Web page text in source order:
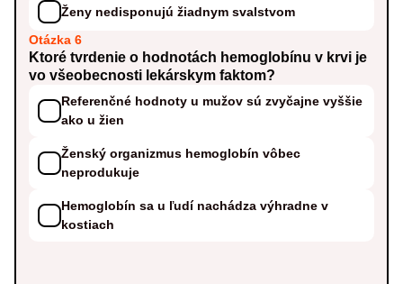
Ženy nedisponujú žiadnym svalstvom
Otázka 6
Ktoré tvrdenie o hodnotách hemoglobínu v krvi je
vo všeobecnosti lekárskym faktom?
Referenčné hodnoty u mužov sú zvyčajne vyššie
ako u žien
Ženský organizmus hemoglobín vôbec
neprodukuje
Hemoglobín sa u ľudí nachádza výhradne v
kostiach